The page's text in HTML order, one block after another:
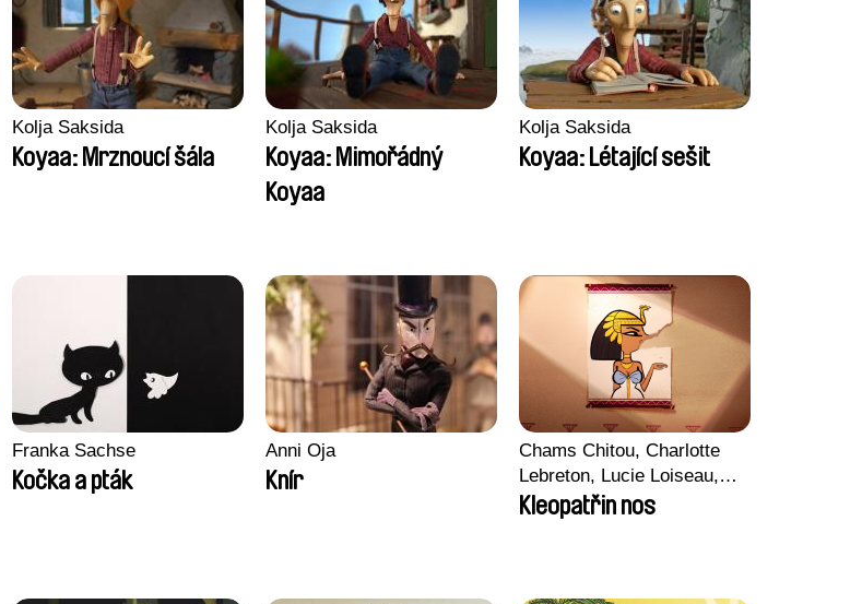
Kolja Saksida
Koyaa: Mrznoucí šála
Kolja Saksida
Koyaa: Mimořádný
Koyaa
Kolja Saksida
Koyaa: Létající sešit
Franka Sachse
Kočka a pták
Anni Oja
Knír
Chams Chitou, Charlotte
Lebreton, Lucie Loiseau,
Mikahel Meah, Maxime
Monier, Marc
Kleopatřin nos